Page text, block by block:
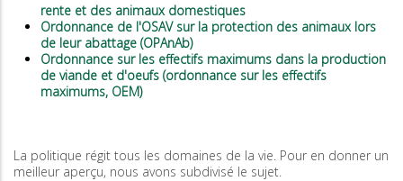
rente et des animaux domestiques
Ordonnance de l'OSAV sur la protection des animaux lors
de leur abattage (OPAnAb)
Ordonnance sur les effectifs maximums dans la production
de viande et d'oeufs (ordonnance sur les effectifs
maximums, OEM)
La politique régit tous les domaines de la vie. Pour en donner un
meilleur aperçu, nous avons subdivisé le sujet.